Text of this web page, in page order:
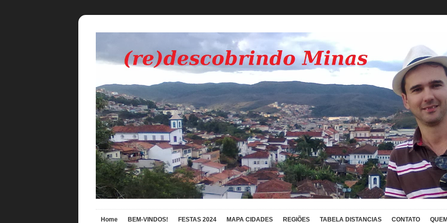
Home BEM-VINDOS! FESTAS 2024 MAPA CIDADES REGIÕES TABELA DISTANCIAS CONTATO